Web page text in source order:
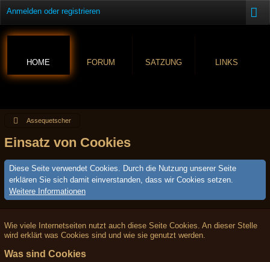
Anmelden oder registrieren
HOME FORUM SATZUNG LINKS
Assequetscher
Einsatz von Cookies
Diese Seite verwendet Cookies. Durch die Nutzung unserer Seite
erklären Sie sich damit einverstanden, dass wir Cookies setzen.
Weitere Informationen
Wie viele Internetseiten nutzt auch diese Seite Cookies. An dieser Stelle
wird erklärt was Cookies sind und wie sie genutzt werden.
Was sind Cookies